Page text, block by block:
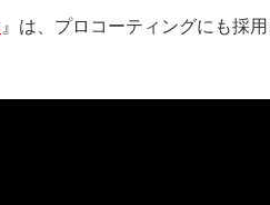
』は、プロコーティングにも採